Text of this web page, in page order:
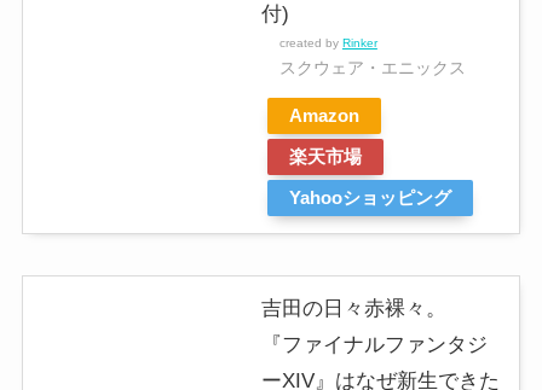
付)
created by Rinker
スクウェア・エニックス
Amazon
楽天市場
Yahooショッピング
吉田の日々赤裸々。
『ファイナルファンタジ
ーXIV』はなぜ新生できた